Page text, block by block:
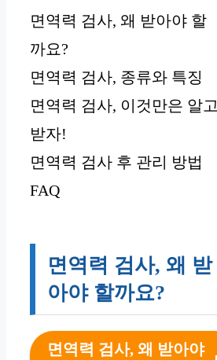
면역력 검사, 왜 받아야 할
까요?
면역력 검사, 종류와 특징
면역력 검사, 이것만은 알고
받자!
면역력 검사 후 관리 방법
FAQ
면역력 검사, 왜 받
아야 할까요?
면역력 검사, 왜 받아야